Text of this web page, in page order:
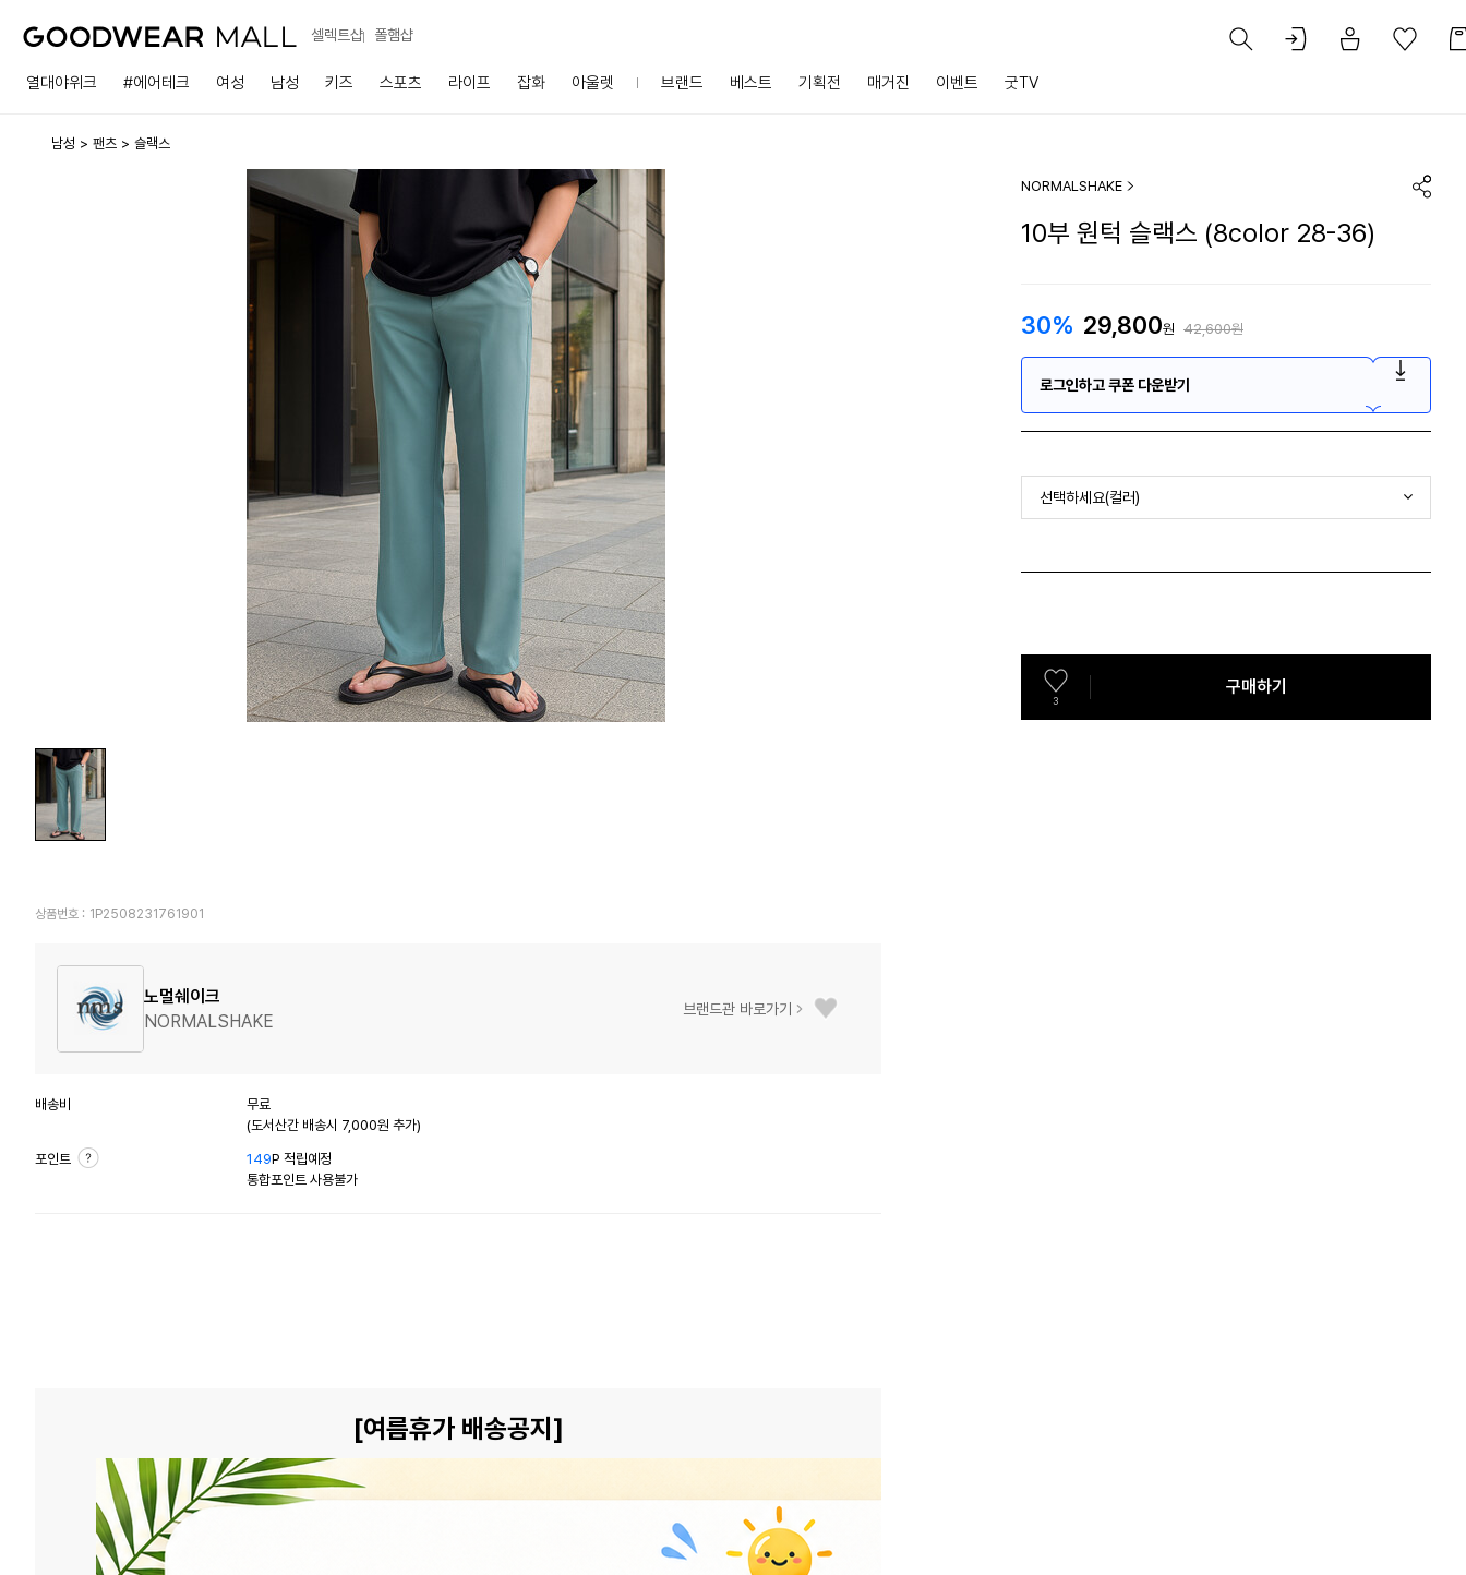
셀렉트샵 폴햄샵
열대야위크 #에어테크 여성 남성 키즈 스포츠 라이프 잡화 아울렛 브랜드 베스트 기획전 매거진 이벤트 굿TV
남성 팬츠 슬랙스
상품번호 : 1P2508231761901
노멀쉐이크
NORMALSHAKE
브랜드관 바로가기
배송비
무료
(도서산간 배송시 7,000원 추가)
포인트 149P 적립예정
통합포인트 사용불가
[여름휴가 배송공지]
NORMALSHAKE
10부 원턱 슬랙스 (8color 28-36)
30% 29,800원 42,600원
로그인하고 쿠폰 다운받기
선택하세요(컬러)
3
구매하기